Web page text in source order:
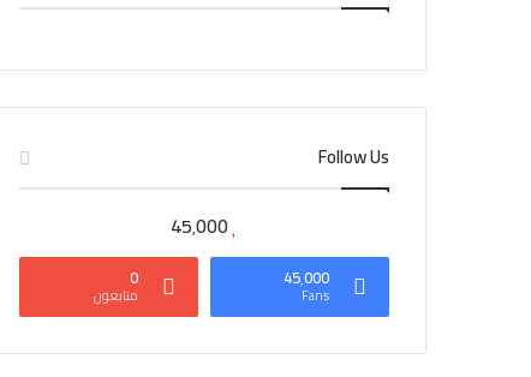
Follow Us
45٬000
45٬000
Fans
0
متابعون